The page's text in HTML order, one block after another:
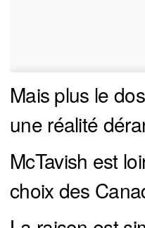
Mais plus le
une réalité
McTavish est
choix des